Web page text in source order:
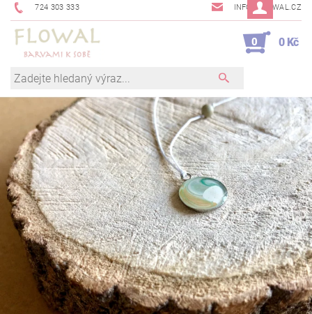
724 303 333 INFO@FLOWAL.CZ
0 0 Kč